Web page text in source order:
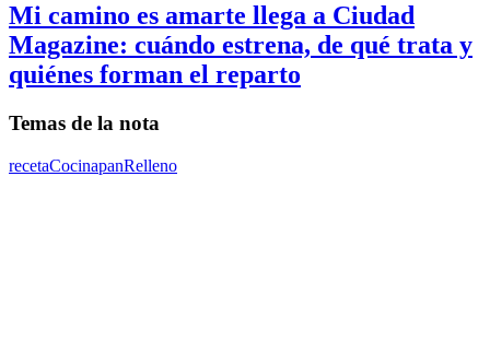
Mi camino es amarte llega a Ciudad
Magazine: cuándo estrena, de qué trata y
quiénes forman el reparto
Temas de la nota
recetaCocinapanRelleno